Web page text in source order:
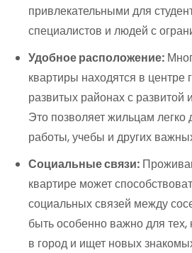
привлекательными для
специалистов и людей с
Удобное расположение:
квартиры находятся в
развитых районах с развитой
Это позволяет жильцам легко
работы, учебы и других
Социальные связи:
квартире может
социальных связей между
быть особенно важно для тех,
в город и ищет новых